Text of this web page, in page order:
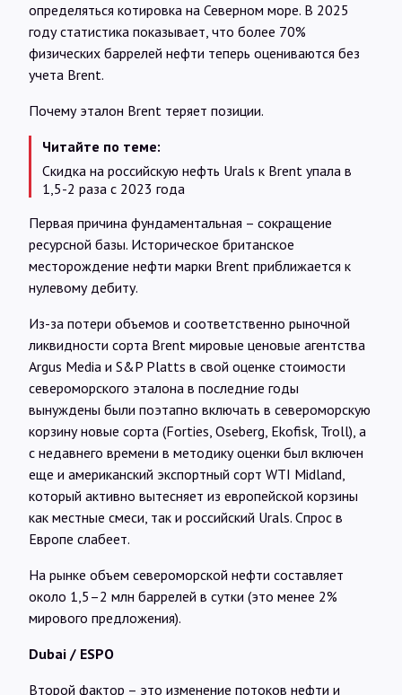
определяться котировка на Северном море. В 2025
году статистика показывает, что более 70%
физических баррелей нефти теперь оцениваются без
учета Brent.
Почему эталон Brent теряет позиции.
Читайте по теме:
Скидка на российскую нефть Urals к Brent упала в
1,5-2 раза с 2023 года
Первая причина фундаментальная – сокращение
ресурсной базы. Историческое британское
месторождение нефти марки Brent приближается к
нулевому дебиту.
Из-за потери объемов и соответственно рыночной
ликвидности сорта Brent мировые ценовые агентства
Argus Media и S&P Platts в свой оценке стоимости
североморского эталона в последние годы
вынуждены были поэтапно включать в североморскую
корзину новые сорта (Forties, Oseberg, Ekofisk, Troll), а
с недавнего времени в методику оценки был включен
еще и американский экспортный сорт WTI Midland,
который активно вытесняет из европейской корзины
как местные смеси, так и российский Urals. Спрос в
Европе слабеет.
На рынке объем североморской нефти составляет
около 1,5–2 млн баррелей в сутки (это менее 2%
мирового предложения).
Dubai / ESPO
Второй фактор – это изменение потоков нефти и